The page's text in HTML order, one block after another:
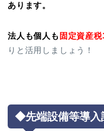
あります。
法人も個人も 固定資産
りと活用しましょう！
◆先端設備等導入